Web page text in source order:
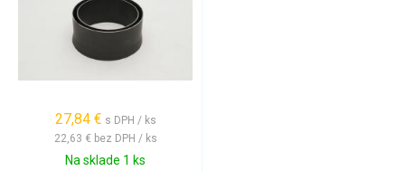
27,84 € s DPH / ks
22,63 € bez DPH / ks
Na sklade 1 ks